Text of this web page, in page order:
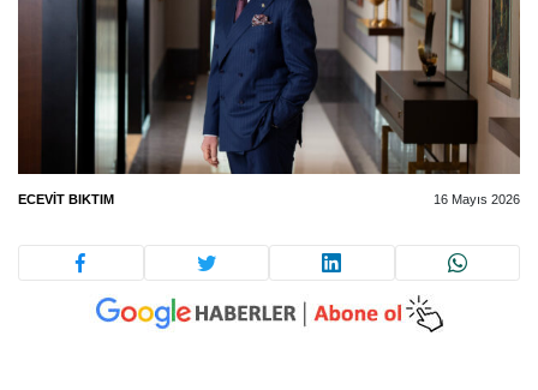
ECEVIT BIKTIM 16 Mayıs 2026